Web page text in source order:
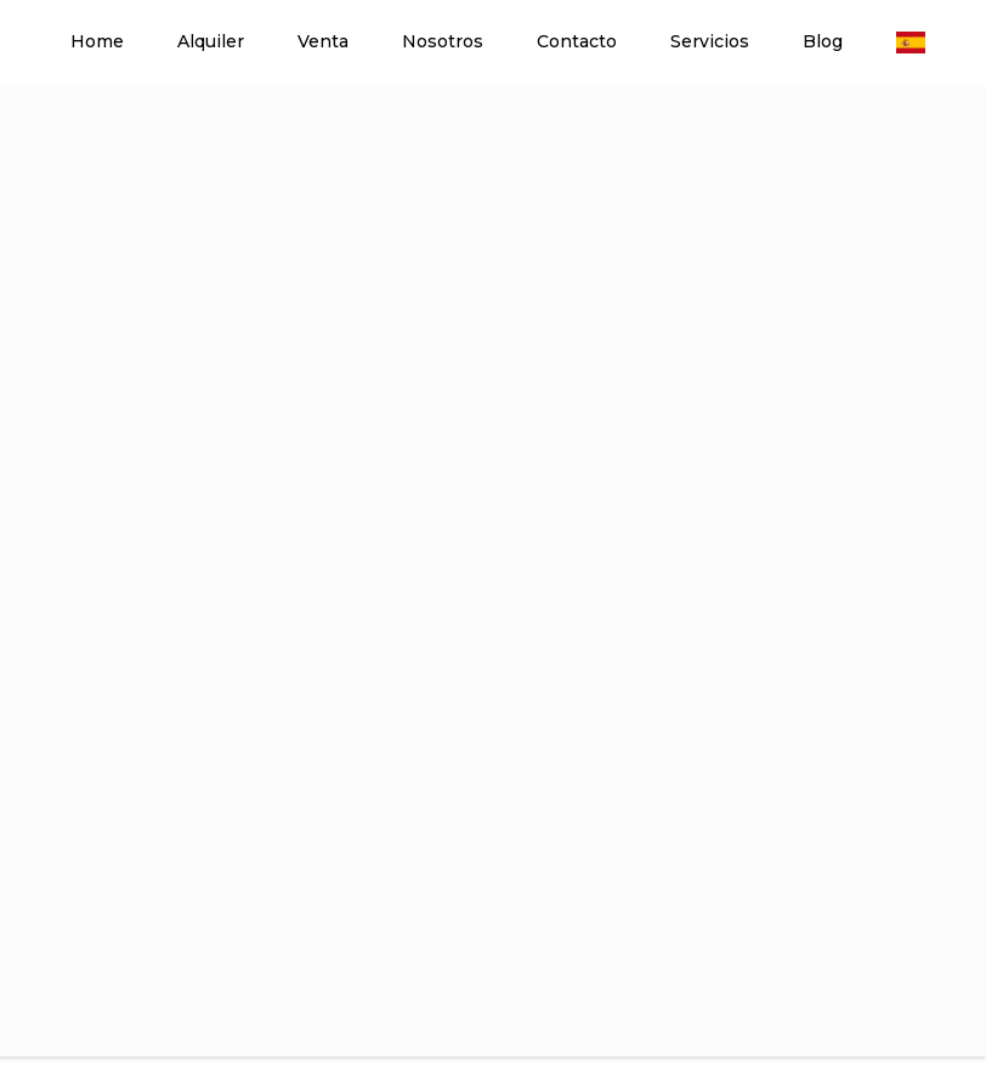
Home Alquiler Venta Nosotros Contacto Servicios Blog